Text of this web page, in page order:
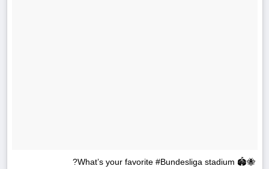
🐝🏟 What’s your favorite #Bundesliga stadium?